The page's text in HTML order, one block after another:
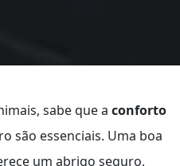
sabe que a conforto
são essenciais. Uma boa
um abrigo seguro,